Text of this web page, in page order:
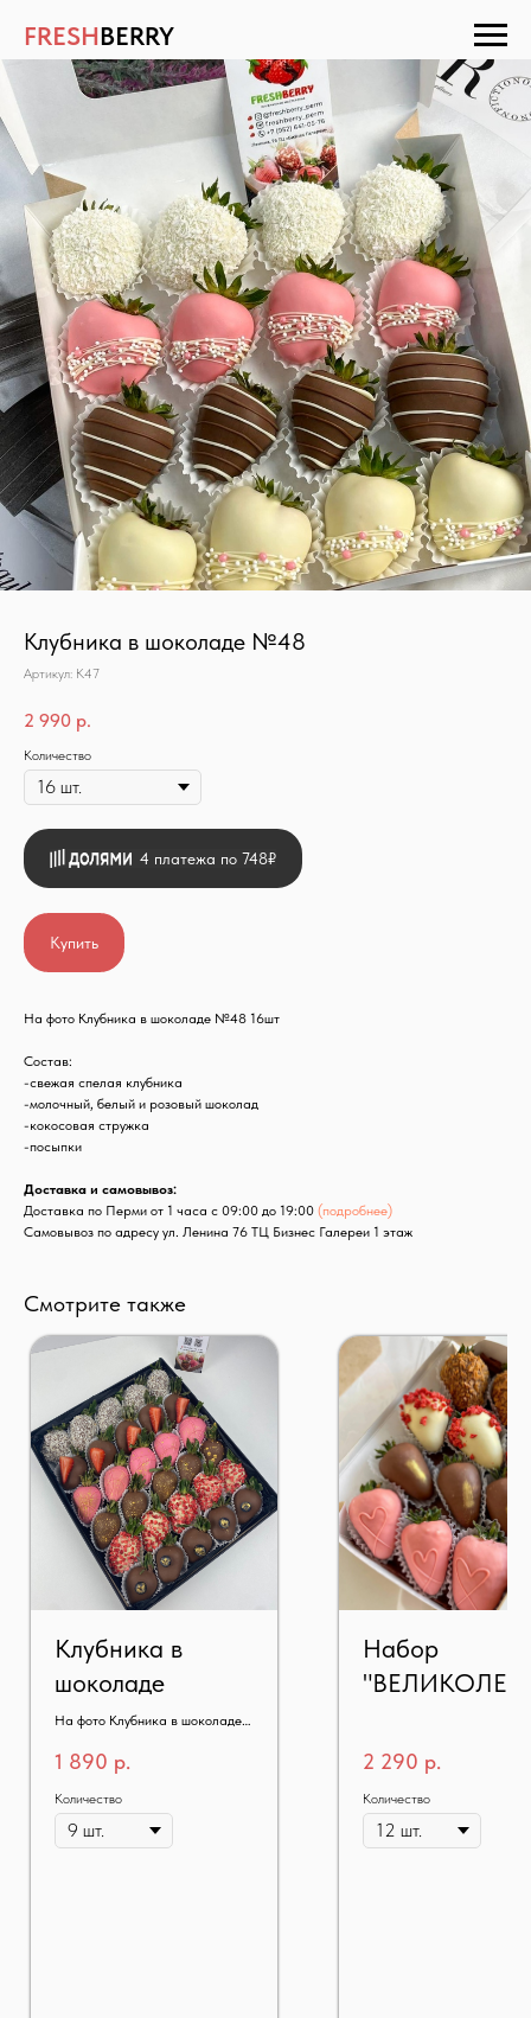
FRESHBERRY
Клубника в шоколаде №48
Артикул: К47
2 990 р.
Количество
Купить
4 платежа по 748₽
На фото Клубника в шоколаде №48 16шт
Состав:
-свежая спелая клубника
-молочный, белый и розовый шоколад
-кокосовая стружка
-посыпки
Доставка и самовывоз:
Доставка по Перми от 1 часа с 09:00 до 19:00 (подробнее)
Самовывоз по адресу ул. Ленина 76 ТЦ Бизнес Галереи 1 этаж
Смотрите также
Клубника в
шоколаде
На фото Клубника в шоколаде
1 890 р.
Количество
Набор
2 290 р.
Количество